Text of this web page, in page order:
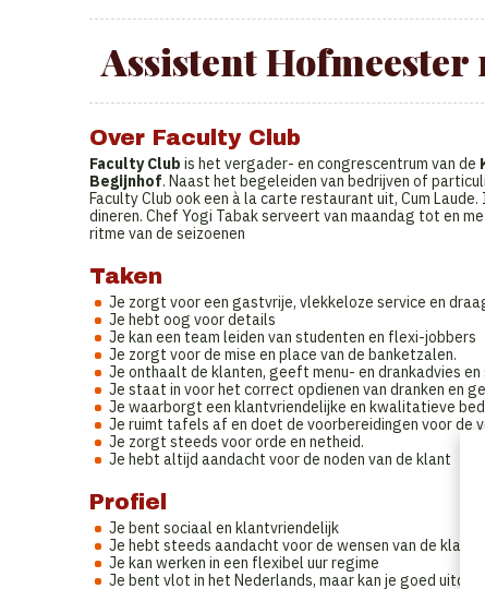
Assistent
Over Faculty Club
Faculty Club is het vergader- en congrescentrum van de
Begijnhof. Naast het begeleiden van bedrijven of
Faculty Club ook een à la carte restaurant uit, Cum
dineren. Chef Yogi Tabak serveert van maandag tot en
ritme van de seizoenen
Taken
Je zorgt voor een gastvrije, vlekkeloze service en
Je hebt oog voor details
Je kan een team leiden van studenten en flexi-jobbers
Je zorgt voor de mise en place van de banketzalen.
Je onthaalt de klanten, geeft menu- en drankadvies
Je staat in voor het correct opdienen van dranken en
Je waarborgt een klantvriendelijke en kwalitatieve
Je ruimt tafels af en doet de voorbereidingen voor de
Je zorgt steeds voor orde en netheid.
Je hebt altijd aandacht voor de noden van de klant
Profiel
Je bent sociaal en klantvriendelijk
Je hebt steeds aandacht voor de wensen van de
Je kan werken in een flexibel uur regime
Je bent vlot in het Nederlands, maar kan je goed